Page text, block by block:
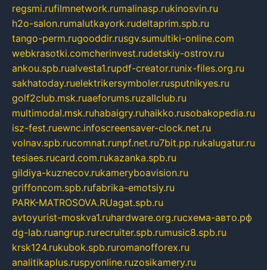
regsmi.rufilmnetwork.rumalinasp.rukinosvin.ru
h2o-salon.rumalutkayork.rudeltaprim.spb.ru
tango-perm.rugooddir.rusgv.sumultiki-online.com
webkrasotki.comcherinvest.rudetskiy-ostrov.ru
ankou.spb.rualvesta1.rupdf-creator.runix-files.org.ru
sakhatoday.ruelektrikersymboler.rusputnikyes.ru
golf2club.msk.ruaeforums.ruzallclub.ru
multimodal.msk.ruhabaigry.ruhaikko.rusobakopedia.ru
isz-fest.ruewnc.infoscreensaver-clock.net.ru
volnav.spb.rucomnat.runpf.net.ru7bit.pp.rukalugatur.ru
tesiaes.rucard.com.rukazanka.spb.ru
gildiya-kuznecov.rukameryboavision.ru
griffoncom.spb.rufabrika-emotsiy.ru
PARK-MATROSOVA.RUagat.spb.ru
avtoyurist-moskva1.ruhardware.org.ruсхема-авто.рф
dg-lab.ruangrup.rurecruiter.spb.rumusic8.spb.ru
krsk124.rukubok.spb.ruromanofforex.ru
analitikaplus.ruspyonline.ruzosikamery.ru